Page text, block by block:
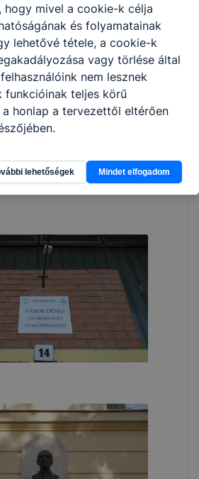
hogy mivel a cookie-k célja
és folyamatainak
lehetővé tétele, a cookie-k
vagy törlése által
nem lesznek
funkcióinak teljes körű
a honlap a tervezettől eltérően
lehetőségek Mindet elfogadom